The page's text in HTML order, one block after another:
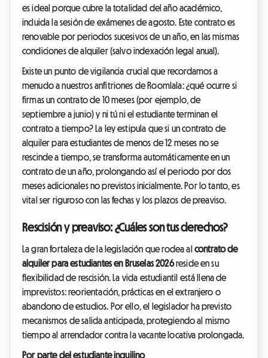
es ideal porque cubre la totalidad del año académico,
incluida la sesión de exámenes de agosto. Este contrato es
renovable por periodos sucesivos de un año, en las mismas
condiciones de alquiler (salvo indexación legal anual).
Existe un punto de vigilancia crucial que recordamos a
menudo a nuestros anfitriones de Roomlala: ¿qué ocurre si
firmas un contrato de 10 meses (por ejemplo, de
septiembre a junio) y ni tú ni el estudiante terminan el
contrato a tiempo? La ley estipula que si un contrato de
alquiler para estudiantes de menos de 12 meses no se
rescinde a tiempo, se transforma automáticamente en un
contrato de un año, prolongando así el periodo por dos
meses adicionales no previstos inicialmente. Por lo tanto, es
vital ser riguroso con las fechas y los plazos de preaviso.
Rescisión y preaviso: ¿Cuáles son tus derechos?
La gran fortaleza de la legislación que rodea al contrato de
alquiler para estudiantes en Bruselas 2026reside en su
flexibilidad de rescisión. La vida estudiantil está llena de
imprevistos: reorientación, prácticas en el extranjero o
abandono de estudios. Por ello, el legislador ha previsto
mecanismos de salida anticipada, protegiendo al mismo
tiempo al arrendador contra la vacante locativa prolongada.
Por parte del estudiante inquilino